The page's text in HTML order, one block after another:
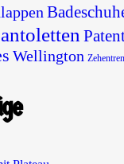
Wellington